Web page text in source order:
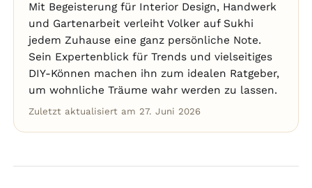
Mit Begeisterung für Interior Design, Handwerk
und Gartenarbeit verleiht Volker auf Sukhi
jedem Zuhause eine ganz persönliche Note.
Sein Expertenblick für Trends und vielseitiges
DIY-Können machen ihn zum idealen Ratgeber,
um wohnliche Träume wahr werden zu lassen.
Zuletzt aktualisiert am 27. Juni 2026